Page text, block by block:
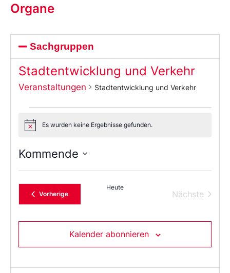
Organe
Sachgruppen
Stadtentwicklung und Verkehr
Veranstaltungen Stadtentwicklung und Verkehr
NoticeEs wurden keine Ergebnisse gefunden.
Kommende
Sie
das
Datum
aus.
VorherigeVeranstaltungen
Heute
Nächste
Kalender abonnieren